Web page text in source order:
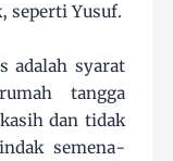
seperti Yusuf.
adalah syarat
tangga
dan tidak
semena-